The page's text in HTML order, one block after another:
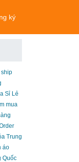
ký
Sỉ Lẻ
mua
Trung
áo
Quốc